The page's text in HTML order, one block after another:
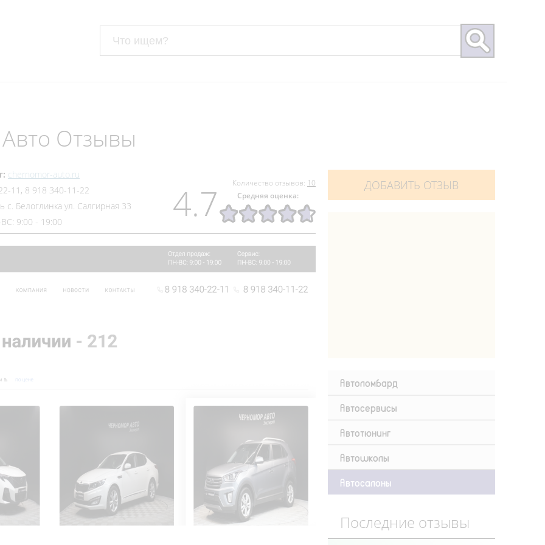
Отзывы
Количество отзывов: 10
Средняя оценка:
4.7
chernomor-auto.ru
11, 8 918 340-11-22
с. Белоглинка ул. Салгирная 33
9:00 - 19:00
ДОБАВИТЬ ОТЗЫВ
Автоломбард
Автосервисы
Автотюнинг
Автошколы
Автосалоны
Последние отзывы